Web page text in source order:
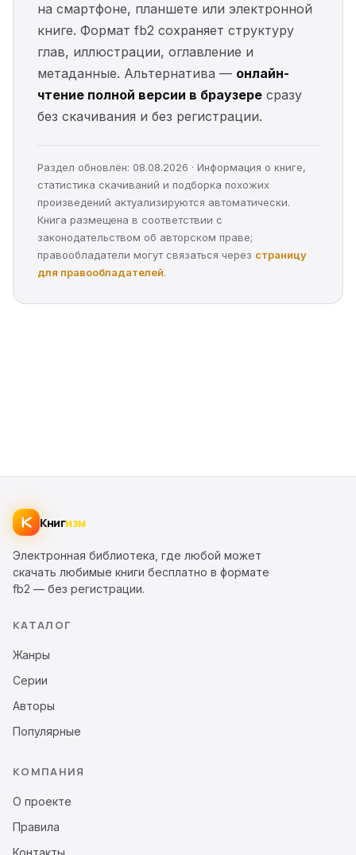
на смартфоне, планшете или электронной
книге. Формат fb2 сохраняет структуру
глав, иллюстрации, оглавление и
метаданные. Альтернатива — онлайн-
чтение полной версии в браузере сразу
без скачивания и без регистрации.
Раздел обновлён: 08.08.2026 · Информация о книге,
статистика скачиваний и подборка похожих
произведений актуализируются автоматически.
Книга размещена в соответствии с
законодательством об авторском праве;
правообладатели могут связаться через страницу
для правообладателей.
Книгизм
Электронная библиотека, где любой может
скачать любимые книги бесплатно в формате
fb2 — без регистрации.
КАТАЛОГ
Жанры
Серии
Авторы
Популярные
КОМПАНИЯ
О проекте
Правила
Контакты